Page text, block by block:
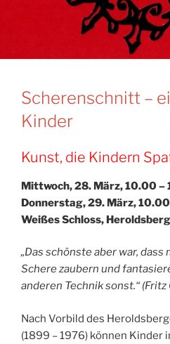
Scherenschnitt –
Kinder
Kunst, die Kindern
Mittwoch, 28. März, 10.00 –
Donnerstag, 29. März,
Weißes Schloss, Heroldsberg
„Das schönste aber war, dass
Schere zaubern und
anderen Technik sonst.“ (Fritz
Nach Vorbild des
(1899 – 1976) können Kinder